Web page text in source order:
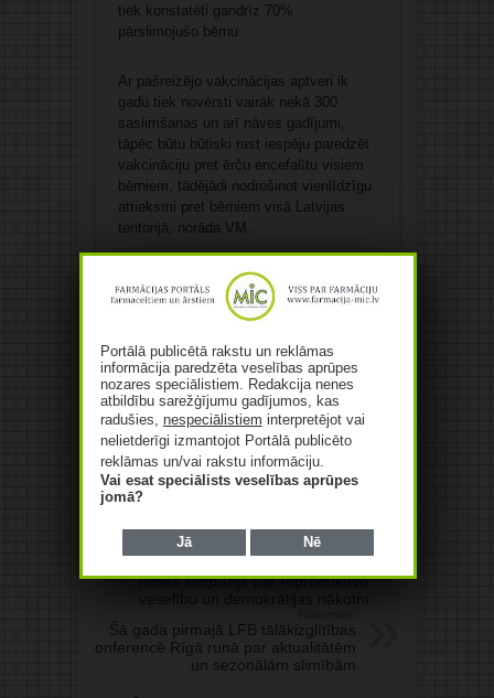
tiek konstatēti gandrīz 70%
pārslimojušo bērnu.
Ar pašreizējo vakcinācijas aptveri ik
gadu tiek novērsti vairāk nekā 300
saslimšanas un arī nāves gadījumi,
tāpēc būtu būtiski rast iespēju paredzēt
vakcināciju pret ērču encefalītu visiem
bērniem, tādējādi nodrošinot vienlīdzīgu
attieksmi pret bērniem visā Latvijas
teritorijā, norāda VM.
Patīk
Atzīmēti ar: ĒRČU ENCEFALĪTS IMUNIZĀCIJA
IVP
Iepriekšējais:
notiks simpozijs par reproduktīvo
Šā gada pirmajā LFB tālākizglītības
konferencē Rīgā runā par aktualitātēm
un sezonālām slimībām
Portālā publicētā rakstu un reklāmas
informācija paredzēta veselības aprūpes
nozares speciālistiem. Redakcija nenes
atbildību sarežģījumu gadījumos, kas
radušies, nespeciālistiem interpretējot vai
nelietderīgi izmantojot Portālā publicēto
reklāmas un/vai rakstu informāciju.
Vai esat speciālists veselības aprūpes
jomā?
Jā Nē